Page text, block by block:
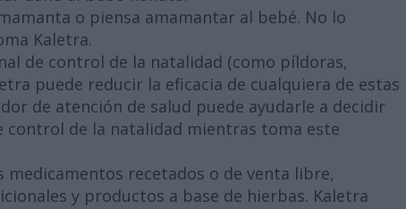
o piensa amamantar al bebé. No lo
Kaletra.
de control de la natalidad (como píldoras,
puede reducir la eficacia de cualquiera de estas
de atención de salud puede ayudarle a decidir
control de la natalidad mientras toma este
recetados o de venta libre,
y productos a base de hierbas. Kaletra